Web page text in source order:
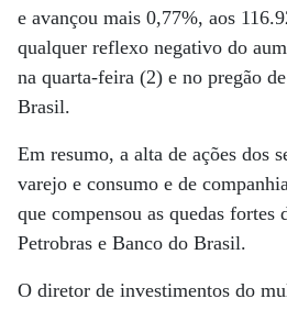
e avançou mais 0,77%, aos
qualquer reflexo negativo do
na quarta-feira (2) e no pregão
Brasil.
Em resumo, a alta de ações dos
varejo e consumo e de
que compensou as quedas fortes
Petrobras e Banco do Brasil.
O diretor de investimentos do